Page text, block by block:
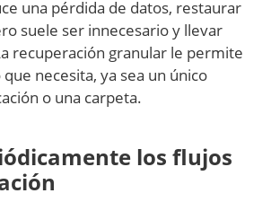
una pérdida de datos, restaurar
suele ser innecesario y llevar
recuperación granular le permite
necesita, ya sea un único
o una carpeta.
los flujos